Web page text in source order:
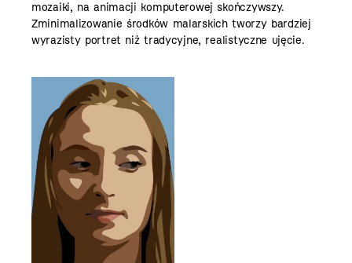
mozaiki, na animacji komputerowej skończywszy.
Zminimalizowanie środków malarskich tworzy bardziej
wyrazisty portret niż tradycyjne, realistyczne ujęcie.